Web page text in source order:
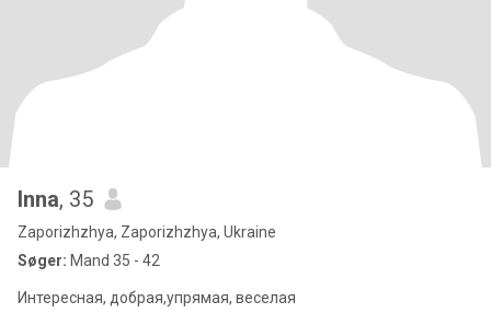
Inna, 35
Zaporizhzhya, Zaporizhzhya, Ukraine
Søger: Mand 35 - 42
Интересная, добрая,упрямая, веселая